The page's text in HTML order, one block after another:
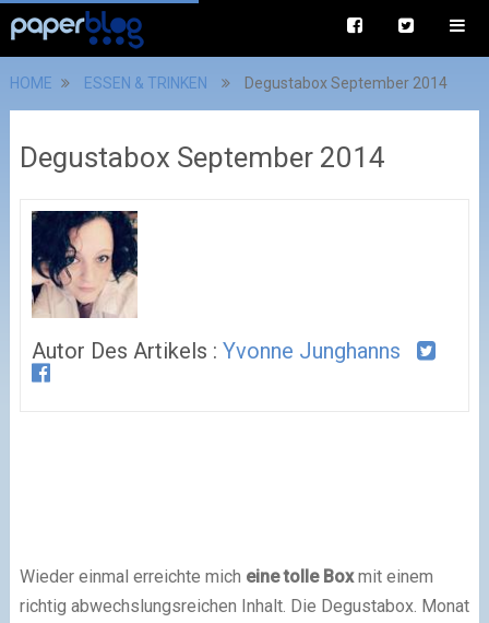
HOME ESSEN & TRINKEN Degustabox September 2014
Degustabox September 2014
Autor Des Artikels : Yvonne Junghanns
Wieder einmal erreichte mich eine tolle Boxmit einem
richtig abwechslungsreichen Inhalt. Die Degustabox. Monat